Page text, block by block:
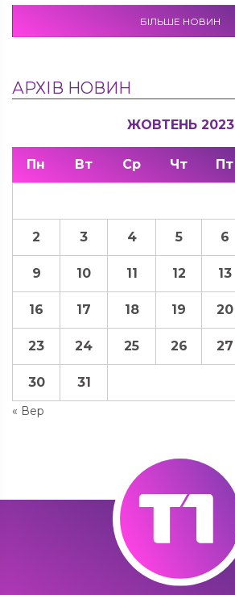
БІЛЬШЕ НОВИН
АРХІВ НОВИН
ЖОВТЕНЬ 2023
Пн Вт Ср Чт Пт
« Вер
2 3 4 5 6
9 10 11 12 13
16 17 18 19 20
23 24 25 26 27
30 31